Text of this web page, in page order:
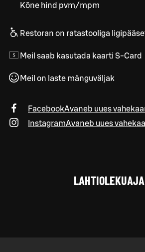
Kõne hind pvm/mpm
Restoran on ratastooliga
Meil saab kasutada kaarti S-Card
Meil on laste mänguväljak
FacebookAvaneb uues
InstagramAvaneb uues